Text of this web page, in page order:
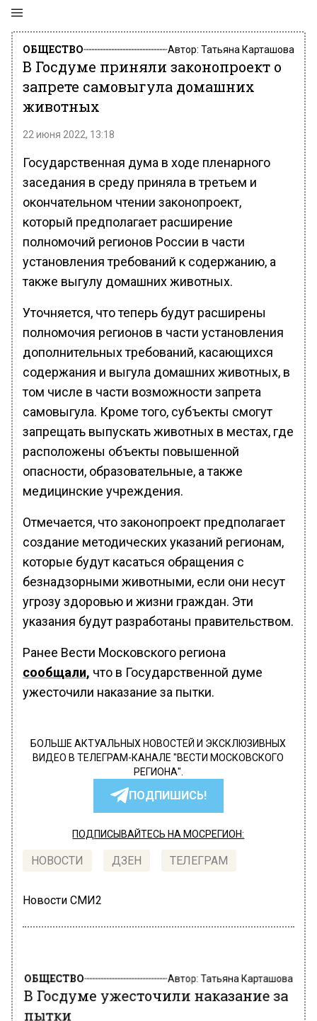
ОБЩЕСТВО Автор: Татьяна Карташова
В Госдуме приняли законопроект о
запрете самовыгула домашних
животных
22 июня 2022, 13:18
Государственная дума в ходе пленарного
заседания в среду приняла в третьем и
окончательном чтении законопроект,
который предполагает расширение
полномочий регионов России в части
установления требований к содержанию, а
также выгулу домашних животных.
Уточняется, что теперь будут расширены
полномочия регионов в части установления
дополнительных требований, касающихся
содержания и выгула домашних животных, в
том числе в части возможности запрета
самовыгула. Кроме того, субъекты смогут
запрещать выпускать животных в местах, где
расположены объекты повышенной
опасности, образовательные, а также
медицинские учреждения.
Отмечается, что законопроект предполагает
создание методических указаний регионам,
которые будут касаться обращения с
безнадзорными животными, если они несут
угрозу здоровью и жизни граждан. Эти
указания будут разработаны правительством.
Ранее Вести Московского региона
сообщали, что в Государственной думе
ужесточили наказание за пытки.
БОЛЬШЕ АКТУАЛЬНЫХ НОВОСТЕЙ И ЭКСКЛЮЗИВНЫХ
ВИДЕО В ТЕЛЕГРАМ-КАНАЛЕ "ВЕСТИ МОСКОВСКОГО
РЕГИОНА".
ПОДПИШИСЬ!
ПОДПИСЫВАЙТЕСЬ НА МОСРЕГИОН:
НОВОСТИ ДЗЕН ТЕЛЕГРАМ
Новости СМИ2
ОБЩЕСТВО Автор:Татьяна Карташова
В Госдуме ужесточили наказание за
пытки